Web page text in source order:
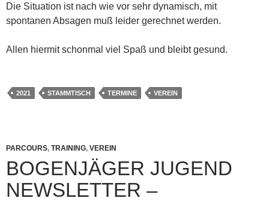
Die Situation ist nach wie vor sehr dynamisch, mit
spontanen Absagen muß leider gerechnet werden.
Allen hiermit schonmal viel Spaß und bleibt gesund.
2021 STAMMTISCH TERMINE VEREIN
PARCOURS, TRAINING, VEREIN
BOGENJÄGER JUGEND
NEWSLETTER –